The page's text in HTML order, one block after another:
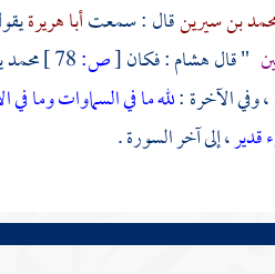
بن سيرينقال : سمعتأبا هريرة
" قالهشام: فكان[ص: محمد
، وفي الآخرة :لله ما في السماوات وما
قدير، إلى آخر السورة .